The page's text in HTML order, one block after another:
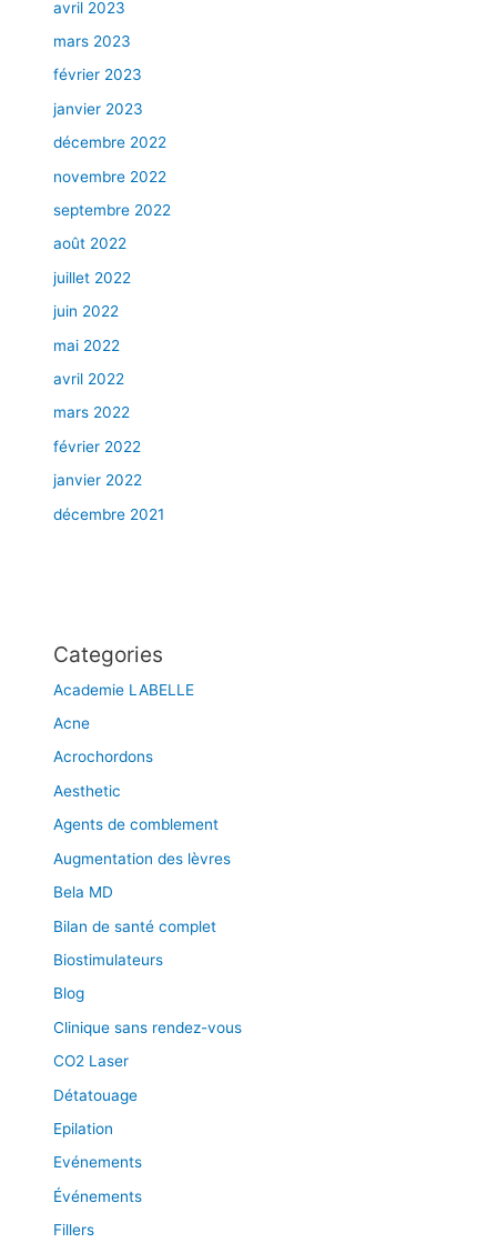
avril 2023
mars 2023
février 2023
janvier 2023
décembre 2022
novembre 2022
septembre 2022
août 2022
juillet 2022
juin 2022
mai 2022
avril 2022
mars 2022
février 2022
janvier 2022
décembre 2021
Categories
Academie LABELLE
Acne
Acrochordons
Aesthetic
Agents de comblement
Augmentation des lèvres
Bela MD
Bilan de santé complet
Biostimulateurs
Blog
Clinique sans rendez-vous
CO2 Laser
Détatouage
Epilation
Evénements
Événements
Fillers